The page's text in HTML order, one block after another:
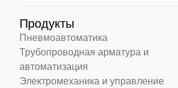
Продукты
Пневмоавтоматика
Трубопроводная арматура и
автоматизация
Электромеханика и управление